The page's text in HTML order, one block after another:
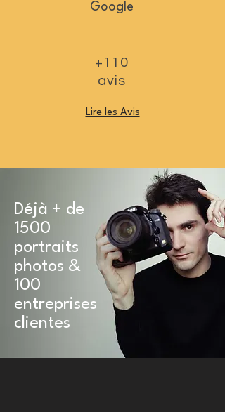
Google
+110
avis
Lire les Avis
Déjà + de
1500
portraits
photos &
100
entreprises
clientes